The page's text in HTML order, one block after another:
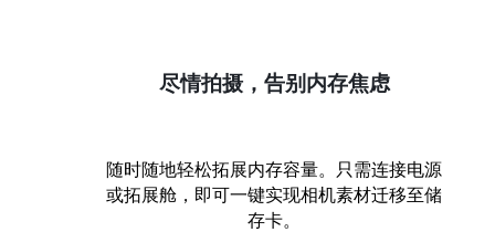
尽情拍摄，告别内存焦虑
随时随地轻松拓展内存容量。只需连接电源
或拓展舱，即可一键实现相机素材迁移至储
存卡。